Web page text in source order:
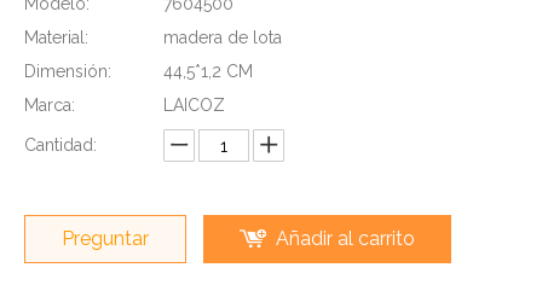
Material:
madera de lota
Dimensión:
44,5*1,2 CM
Marca:
LAICOZ
Cantidad:
Preguntar Añadir al carrito